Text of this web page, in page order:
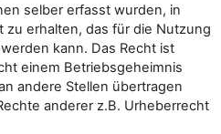
selber erfasst wurden, in
zu erhalten, das für die Nutzung
kann. Das Recht ist
einem Betriebsgeheimnis
andere Stellen übertragen
anderer z.B. Urheberrecht